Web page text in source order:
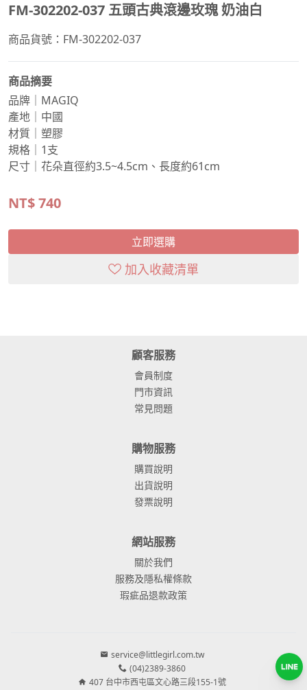
FM-302202-037 五頭古典滾邊玫瑰 奶油白
商品貨號：FM-302202-037
商品摘要
品牌｜MAGIQ
產地｜中國
材質｜塑膠
規格｜1支
尺寸｜花朵直徑約3.5~4.5cm、長度約61cm
NT$740
立即選購
加入收藏清單
顧客服務
會員制度
門市資訊
常見問題
購物服務
購買說明
出貨說明
發票說明
網站服務
關於我們
服務及隱私權條款
瑕疵品退款政策
service@littlegirl.com.tw
(04)2389-3860
407 台中市西屯區文心路三段155-1號